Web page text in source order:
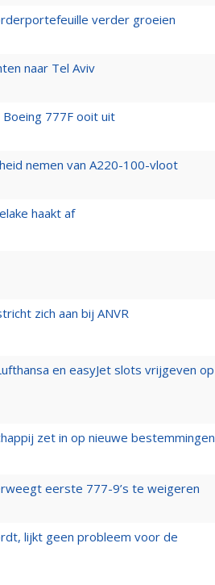
verder groeien
naar Tel Aviv
777F ooit uit
nemen van A220-100-vloot
haakt af
zich aan bij ANVR
en easyJet slots vrijgeven op
zet in op nieuwe bestemmingen
eerste 777-9’s te weigeren
lijkt geen probleem voor de